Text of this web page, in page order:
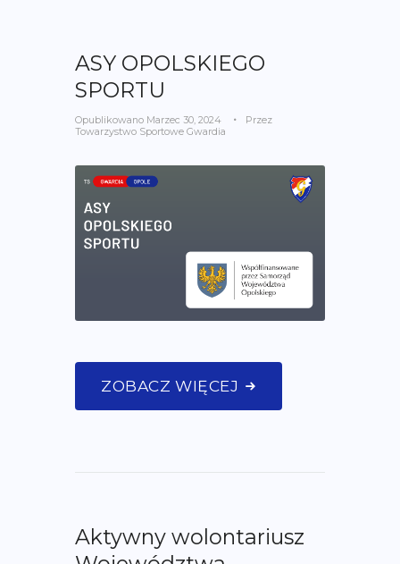
ASY OPOLSKIEGO
SPORTU
Opublikowano Marzec 30, 2024
Przez
Towarzystwo Sportowe Gwardia
ZOBACZ WIĘCEJ
Aktywny wolontariusz